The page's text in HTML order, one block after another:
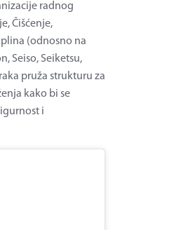
radnog
Čišćenje,
(odnosno na
Seiso, Seiketsu,
pruža strukturu za
kako bi se
i